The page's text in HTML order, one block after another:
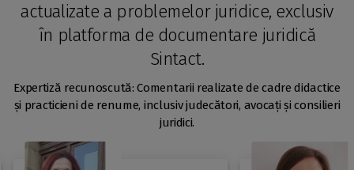
actualizate a problemelor juridice, exclusiv
în platforma de documentare juridică
Sintact.
Expertiză recunoscută: Comentarii realizate de cadre didactice
și practicieni de renume, inclusiv judecători, avocați și consilieri
juridici.